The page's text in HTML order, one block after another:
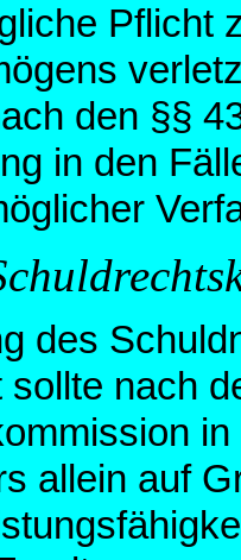
Pflicht
den §§
in den
des
sollte nach
allein auf